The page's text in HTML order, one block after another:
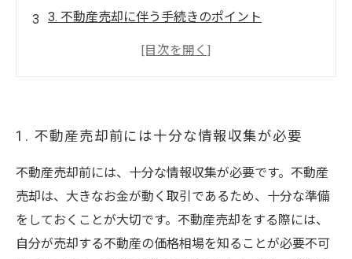
3. 不動産売却に伴う手続きのポイント
4. 査定価格を引き出すためには、物件の状態を
1. 不動産売却前には十分な情報収集が必要
不動産売却前には、十分な情報収集が必要です。不動産
売却は、大きなお金が動く取引であるため、十分な準備
をしておくことが大切です。不動産売却をする際には、
自分が売却する不動産の価格相場を知ることが必要不可